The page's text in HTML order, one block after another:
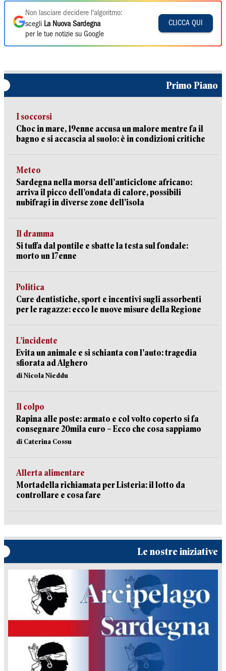
Non lasciare decidere l'algoritmo:
scegli La Nuova Sardegna
per le tue notizie su Google
CLICCA QUI
Primo Piano
I soccorsi
Choc in mare, 19enne accusa un malore mentre fa il
bagno e si accascia al suolo: è in condizioni critiche
Meteo
Sardegna nella morsa dell’anticiclone africano:
arriva il picco dell’ondata di calore, possibili
nubifragi in diverse zone dell’isola
Il dramma
Si tuffa dal pontile e sbatte la testa sul fondale:
morto un 17enne
Politica
Cure dentistiche, sport e incentivi sugli assorbenti
per le ragazze: ecco le nuove misure della Regione
L’incidente
Evita un animale e si schianta con l’auto: tragedia
sfiorata ad Alghero
di Nicola Nieddu
Il colpo
Rapina alle poste: armato e col volto coperto si fa
consegnare 20mila euro – Ecco che cosa sappiamo
di Caterina Cossu
Allerta alimentare
Mortadella richiamata per Listeria: il lotto da
controllare e cosa fare
Le nostre iniziative